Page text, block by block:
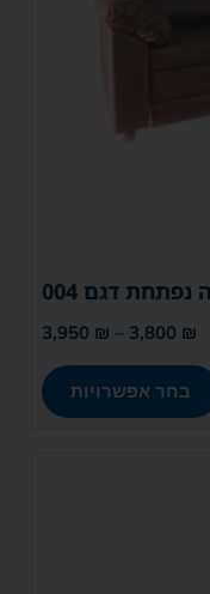
דגם 004
3,800 ₪
–
3,950 ₪
בחר אפשרויות